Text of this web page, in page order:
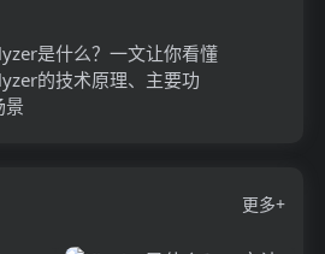
是什么？一文让你看懂
的技术原理、主要功
景
更多+